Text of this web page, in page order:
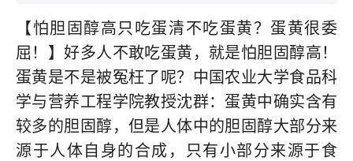
【怕胆固醇高只吃蛋清不吃蛋黄？蛋黄很委
屈！】好多人不敢吃蛋黄，就是怕胆固醇高！
蛋黄是不是被冤枉了呢？中国农业大学食品科
学与营养工程学院教授沈群：蛋黄中确实含有
较多的胆固醇，但是人体中的胆固醇大部分来
源于人体自身的合成，只有小部分来源于食